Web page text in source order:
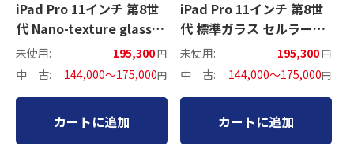
iPad Pro 11インチ 第8世
代 Nano-texture glass
Wi-Fiモデル
未使用: 195,300円
中 古: 144,000～175,000円
カートに追加
iPad Pro 11インチ 第8世
代 標準ガラス セルラーモ
デル
未使用: 195,300円
中 古: 144,000～175,000円
カートに追加